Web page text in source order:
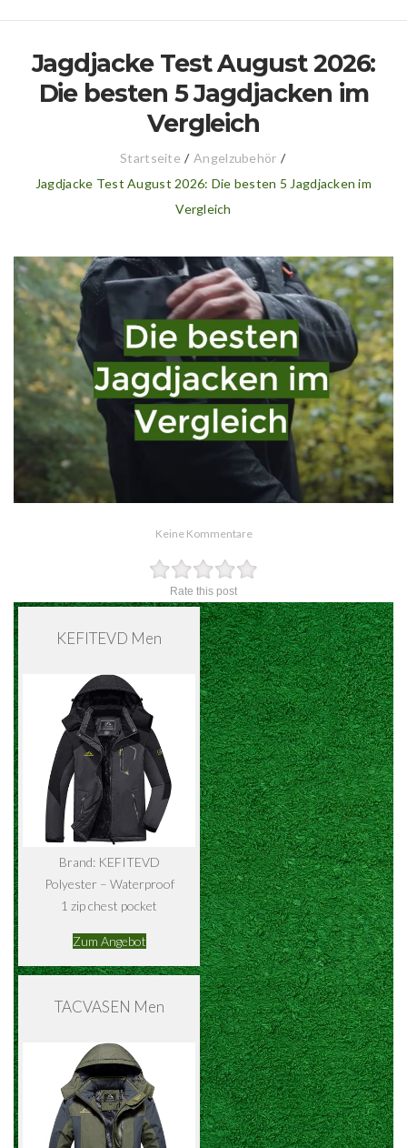
Jagdjacke Test August 2026:
Die besten 5 Jagdjacken im
Vergleich
Startseite / Angelzubehör /
Jagdjacke Test August 2026: Die besten 5 Jagdjacken im
Vergleich
Keine Kommentare
Rate this post
KEFITEVD Men
Brand: KEFITEVD
Polyester – Waterproof
1 zip chest pocket
Zum Angebot
TACVASEN Men